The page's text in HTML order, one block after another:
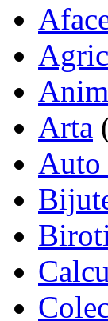
Arta
Auto